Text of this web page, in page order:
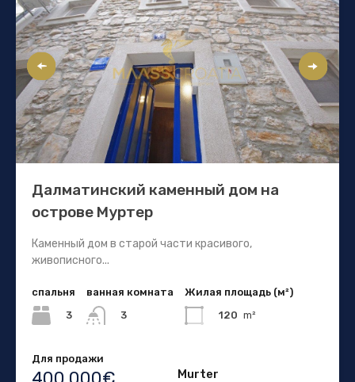
Далматинский каменный дом на
острове Муртер
Каменный дом в старой части красивого,
живописного...
спальня
3
ванная комната
3
Жилая площадь (м²)
120 m²
Для продажи
Murter